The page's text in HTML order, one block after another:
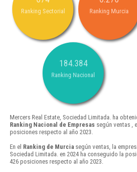
Ranking Sectorial Ranking Murcia
184.384
Ranking Nacional
Mercers Real Estate, Sociedad Limitada. ha
Ranking Nacional de Empresas según ventas ,
posiciones respecto al año 2023.
En el Ranking de Murcia según ventas, la
Sociedad Limitada. en 2024 ha conseguido la
426 posiciones respecto al año 2023.